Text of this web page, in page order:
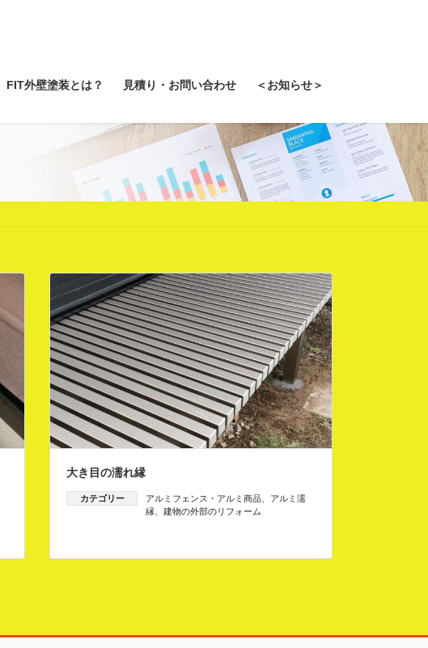
FIT外壁塗装とは？ 見積り・お問い合わせ ＜お知らせ＞
大き目の濡れ縁
カテゴリー アルミフェンス・アルミ商品
アルミ濡
縁 、建物の外部のリフォーム